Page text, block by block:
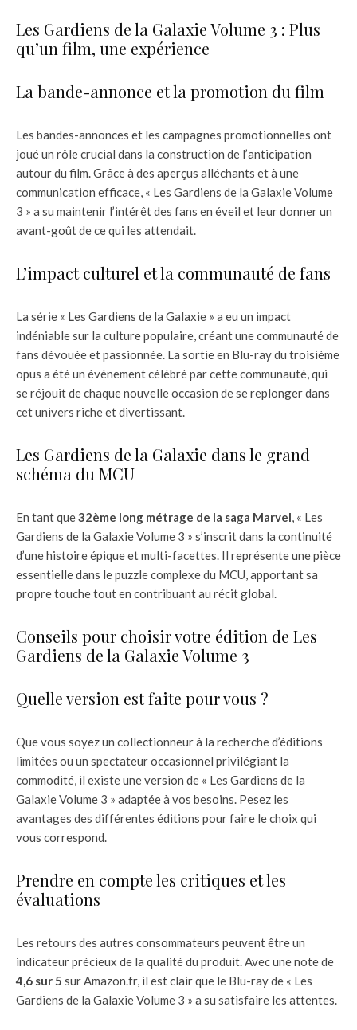
Les Gardiens de la Galaxie Volume 3 : Plus
qu’un film, une expérience
La bande-annonce et la promotion du film
Les bandes-annonces et les campagnes promotionnelles ont
joué un rôle crucial dans la construction de l’anticipation
autour du film. Grâce à des aperçus alléchants et à une
communication efficace, « Les Gardiens de la Galaxie Volume
3 » a su maintenir l’intérêt des fans en éveil et leur donner un
avant-goût de ce qui les attendait.
L’impact culturel et la communauté de fans
La série « Les Gardiens de la Galaxie » a eu un impact
indéniable sur la culture populaire, créant une communauté de
fans dévouée et passionnée. La sortie en Blu-ray du troisième
opus a été un événement célébré par cette communauté, qui
se réjouit de chaque nouvelle occasion de se replonger dans
cet univers riche et divertissant.
Les Gardiens de la Galaxie dans le grand
schéma du MCU
En tant que32ème long métrage de la saga Marvel, « Les
Gardiens de la Galaxie Volume 3 » s’inscrit dans la continuité
d’une histoire épique et multi-facettes. Il représente une pièce
essentielle dans le puzzle complexe du MCU, apportant sa
propre touche tout en contribuant au récit global.
Conseils pour choisir votre édition de Les
Gardiens de la Galaxie Volume 3
Quelle version est faite pour vous ?
Que vous soyez un collectionneur à la recherche d’éditions
limitées ou un spectateur occasionnel privilégiant la
commodité, il existe une version de « Les Gardiens de la
Galaxie Volume 3 » adaptée à vos besoins. Pesez les
avantages des différentes éditions pour faire le choix qui
vous correspond.
Prendre en compte les critiques et les
évaluations
Les retours des autres consommateurs peuvent être un
indicateur précieux de la qualité du produit. Avec une note de
4,6 sur 5 sur Amazon.fr, il est clair que le Blu-ray de « Les
Gardiens de la Galaxie Volume 3 » a su satisfaire les attentes.